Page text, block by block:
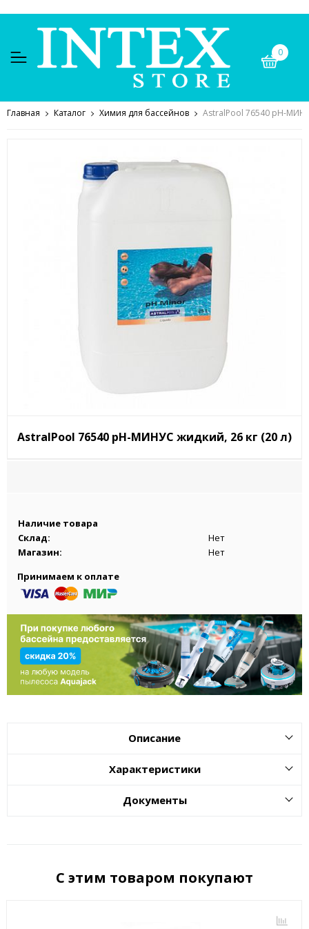
0
Главная Каталог Химия для бассейнов AstralPool 76540 pH-
AstralPool 76540 pH-МИНУС жидкий, 26 кг (20 л)
Наличие товара
Склад:
Нет
Магазин:
Нет
Принимаем к оплате
Описание
Характеристики
Документы
С этим товаром покупают